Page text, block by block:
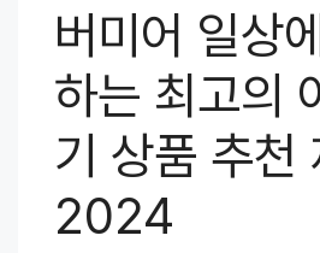
버미어 일상
하는 최고의
기 상품 추천
2024